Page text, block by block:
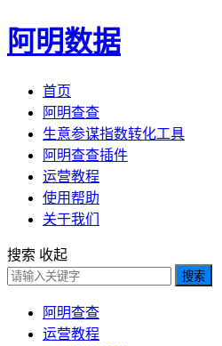
阿明数据
首页
阿明查查
生意参谋指数转化工具
阿明查查插件
运营教程
使用帮助
关于我们
搜索 收起
搜索
阿明查查
运营教程